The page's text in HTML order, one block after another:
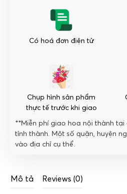
Có hoá đơn điện tử
Chụp hình sản phẩm
thực tế trước khi giao
**Miễn phí giao hoa nội thành
tỉnh thành. Một số quận, huyện
vào địa chỉ cụ thể.
Mô tả Reviews (0)